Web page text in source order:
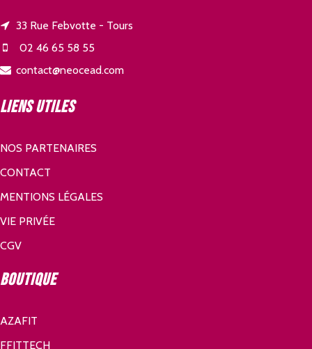
33 Rue Febvotte - Tours
02 46 65 58 55
contact@neocead.com
Liens utiles
NOS PARTENAIRES
CONTACT
MENTIONS LÉGALES
VIE PRIVÉE
CGV
Boutique
AZAFIT
FFITTECH